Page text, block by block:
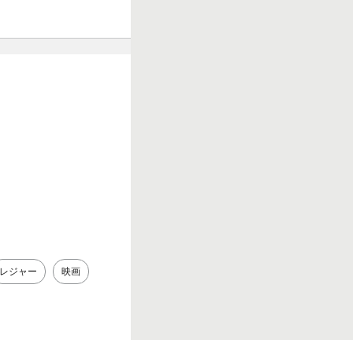
レジャー 映画